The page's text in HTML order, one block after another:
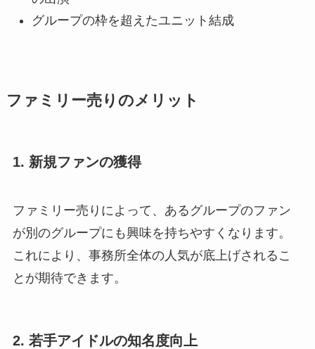
グループの枠を超えたユニット結成
ファミリー売りのメリット
1. 新規ファンの獲得
ファミリー売りによって、あるグループのファン
が別のグループにも興味を持ちやすくなります。
これにより、事務所全体の人気が底上げされるこ
とが期待できます。
2. 若手アイドルの知名度向上